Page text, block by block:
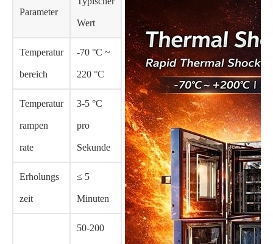
Parameter
Wert
Temperatur
bereich
-70 °C ~
220 °C
Temperatur
rampen
rate
3-5 °C
pro
Sekunde
Erholungs
zeit
≤ 5
Minuten
50-200